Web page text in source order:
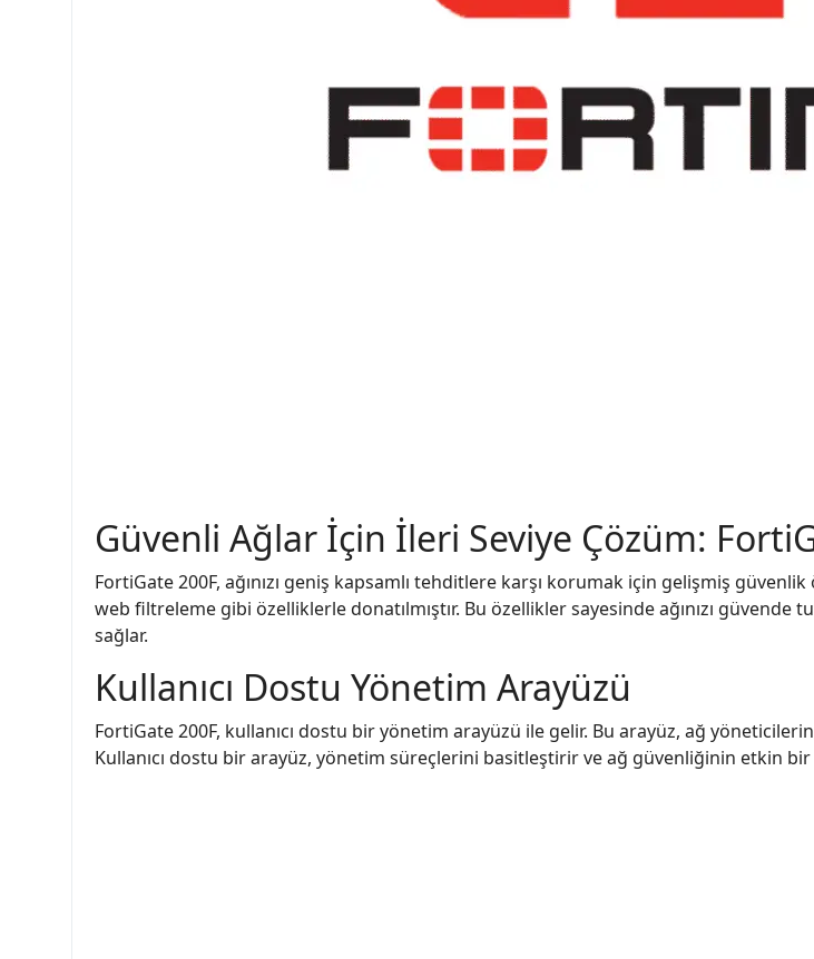
Güvenli Ağlar İçin İleri Seviye Çözüm:
FortiGate 200F, ağınızı geniş kapsamlı tehditlere karşı korumak için gelişmiş
web filtreleme gibi özelliklerle donatılmıştır. Bu özellikler sayesinde ağınızı
sağlar.
Kullanıcı Dostu Yönetim Arayüzü
FortiGate 200F, kullanıcı dostu bir yönetim arayüzü ile gelir. Bu arayüz, ağ
Kullanıcı dostu bir arayüz, yönetim süreçlerini basitleştirir ve ağ güvenliğinin etkin bir